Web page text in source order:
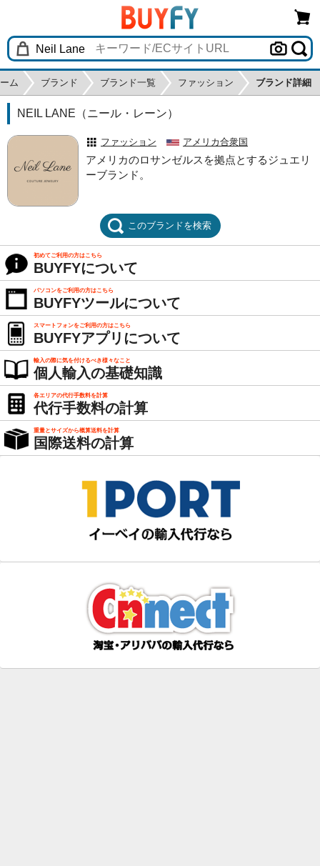
ム ブランド ブランド一覧 ファッション ブランド詳細
NEIL LANE（ニール・レーン）
ファッション アメリカ合衆国
アメリカのロサンゼルスを拠点とするジュエリ
ーブランド。
このブランドを検索
初めてご利用の方はこちら
BUYFYについて
パソコンをご利用の方はこちら
BUYFYツールについて
スマートフォンをご利用の方はこちら
BUYFYアプリについて
輸入の際に気を付けるべき様々なこと
個人輸入の基礎知識
各エリアの代行手数料を計算
代行手数料の計算
重量とサイズから概算送料を計算
国際送料の計算